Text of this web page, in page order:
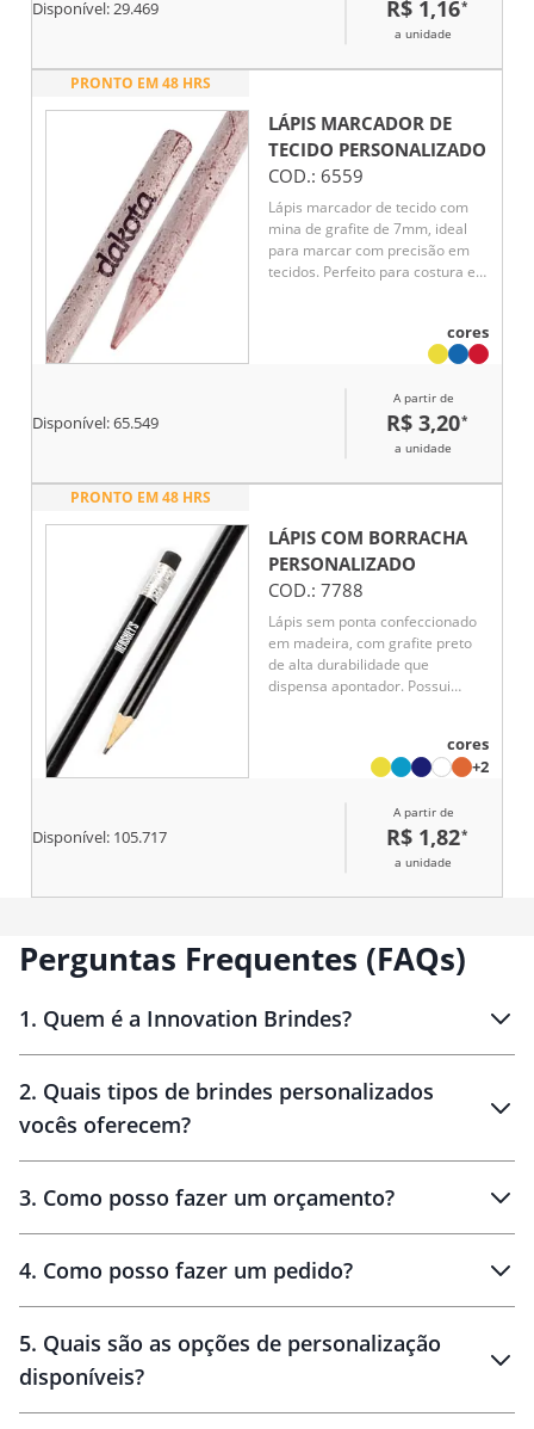
Disponível:29.469 R$ 1,16*
a unidade
PRONTO EM 48 HRS
LÁPIS MARCADOR DE
TECIDO PERSONALIZADO
COD.: 6559
Lápis marcador de tecido com
mina de grafite de 7mm, ideal
para marcar com precisão em
tecidos. Perfeito para costura e
cores
Disponível:65.549
A partir de
R$ 3,20*
a unidade
PRONTO EM 48 HRS
LÁPIS COM BORRACHA
PERSONALIZADO
COD.: 7788
Lápis sem ponta confeccionado
em madeira, com grafite preto
de alta durabilidade que
dispensa apontador. Possui
funcional e sustentável, ideal
escola ou ações promocionais.
cores
+2
Disponível: 105.717
A partir de
R$ 1,82*
a unidade
Perguntas Frequentes (FAQs)
1. Quem é a Innovation Brindes?
Brindes personalizados
2. Quais tipos de brindes personalizados
vocês oferecem?
personalizados
3. Como posso fazer um orçamento?
brinde
personalização
4. Como posso fazer um pedido?
amostra virtual
5. Quais são as opções de personalização
disponíveis?